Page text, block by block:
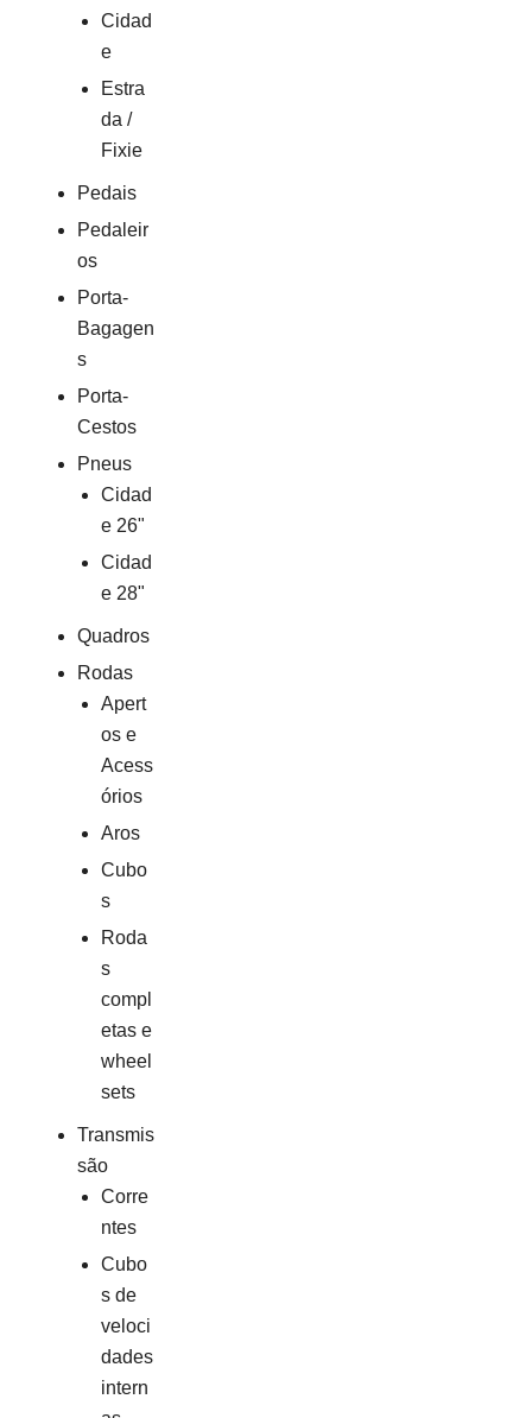
Cidad
e
Estra
da /
Fixie
Pedais
Pedaleir
os
Porta-
Bagagen
s
Porta-
Cestos
Pneus
Cidad
e 26"
Cidad
e 28"
Quadros
Rodas
Apert
os e
Acess
órios
Aros
Cubo
s
Roda
s
compl
etas e
wheel
sets
Transmis
são
Corre
ntes
Cubo
s de
veloci
dades
intern